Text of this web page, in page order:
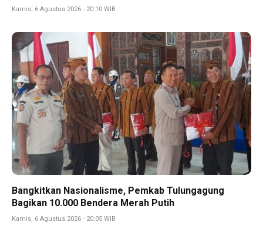
Kamis, 6 Agustus 2026 - 20:10 WIB
Bangkitkan Nasionalisme, Pemkab Tulungagung
Bagikan 10.000 Bendera Merah Putih
Kamis, 6 Agustus 2026 - 20:05 WIB